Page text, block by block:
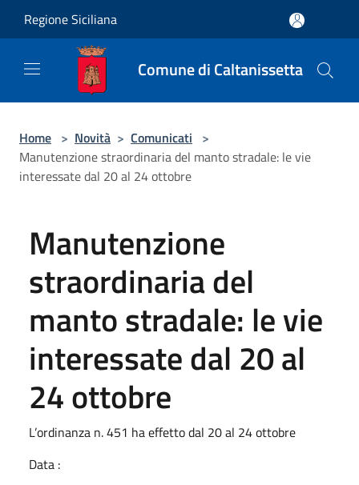
Regione Siciliana
Comune di Caltanissetta
Home > Novità > Comunicati >
Manutenzione straordinaria del manto stradale: le vie
interessate dal 20 al 24 ottobre
Manutenzione
straordinaria del
manto stradale: le vie
interessate dal 20 al
24 ottobre
L’ordinanza n. 451 ha effetto dal 20 al 24 ottobre
Data :